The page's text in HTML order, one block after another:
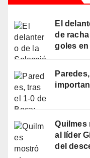
El
de
goles
Quilmes
al líder
del